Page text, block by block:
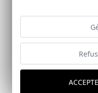
mampara de ducha
visualmente